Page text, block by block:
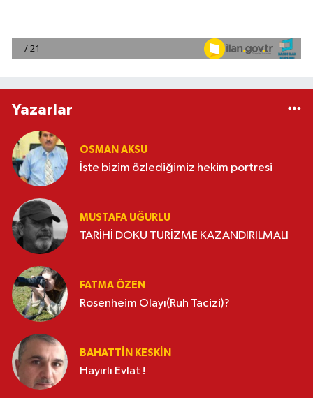
Yazarlar
OSMAN AKSU
İşte bizim özlediğimiz hekim portresi
MUSTAFA UĞURLU
TARİHİ DOKU TURİZME KAZANDIRILMALI
FATMA ÖZEN
Rosenheim Olayı(Ruh Tacizi)?
BAHATTIN KESKİN
Hayırlı Evlat !